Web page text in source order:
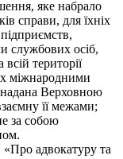
яке набрало
справи, для їхніх
службових осіб,
території
міжнародними
надана Верховною
її межами;
за собою
«Про адвокатуру та